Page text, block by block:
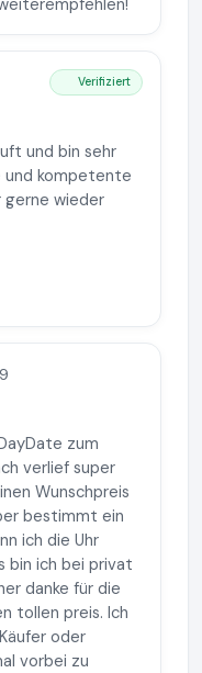
Verifiziert
und bin sehr
und kompetente
gerne wieder
zum
verlief super
Wunschpreis
bestimmt ein
ich die Uhr
bin ich bei privat
danke für die
tollen preis. Ich
oder
vorbei zu